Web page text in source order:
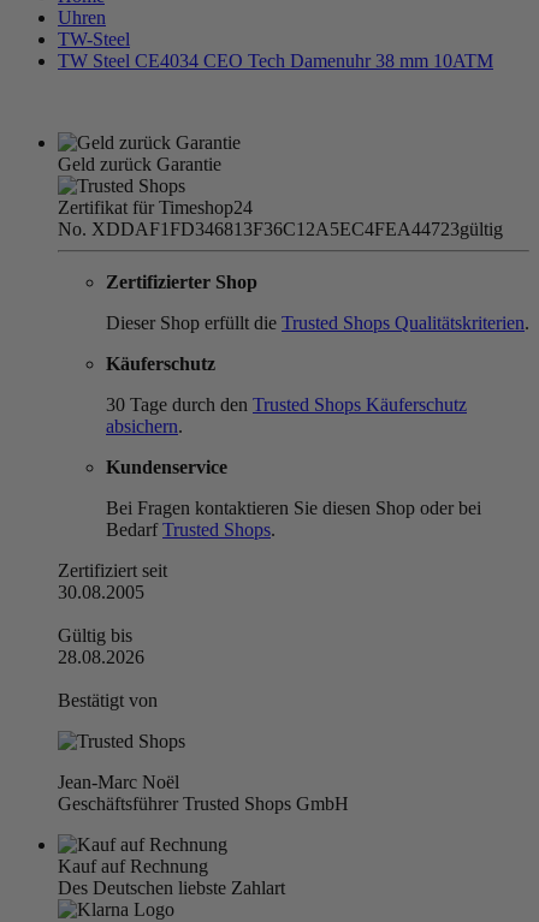
Uhren
TW-Steel
TW Steel CE4034 CEO Tech Damenuhr 38 mm 10ATM
Geld zurück Garantie
Zertifikat für Timeshop24
No. XDDAF1FD346813F36C12A5EC4FEA44723gültig
Zertifizierter Shop
Dieser Shop erfüllt die Trusted Shops Qualitätskriterien.
Käuferschutz
30 Tage durch den Trusted Shops Käuferschutz
absichern.
Kundenservice
Bei Fragen kontaktieren Sie diesen Shop oder bei
BedarfTrusted Shops.
Zertifiziert seit
30.08.2005
Gültig bis
28.08.2026
Bestätigt von
Jean-Marc Noël
Geschäftsführer Trusted Shops GmbH
Kauf auf Rechnung
Des Deutschen liebste Zahlart